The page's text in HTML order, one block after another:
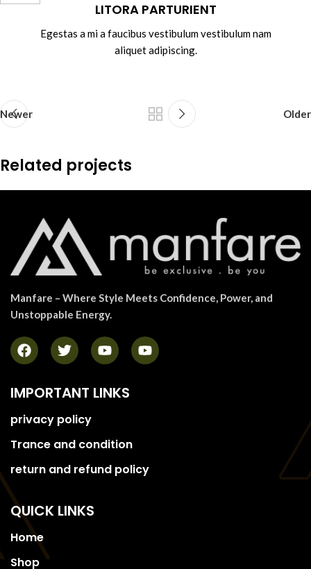
LITORA PARTURIENT
Egestas a mi a faucibus vestibulum vestibulum nam
aliquet adipiscing.
Newer Older
Related projects
A lacus bibendum pulvinar
Manfare – Where Style Meets Confidence, Power, and
Unstoppable Energy.
IMPORTANT LINKS
privacy policy
Trance and condition
return and refund policy
QUICK LINKS
Home
Shop